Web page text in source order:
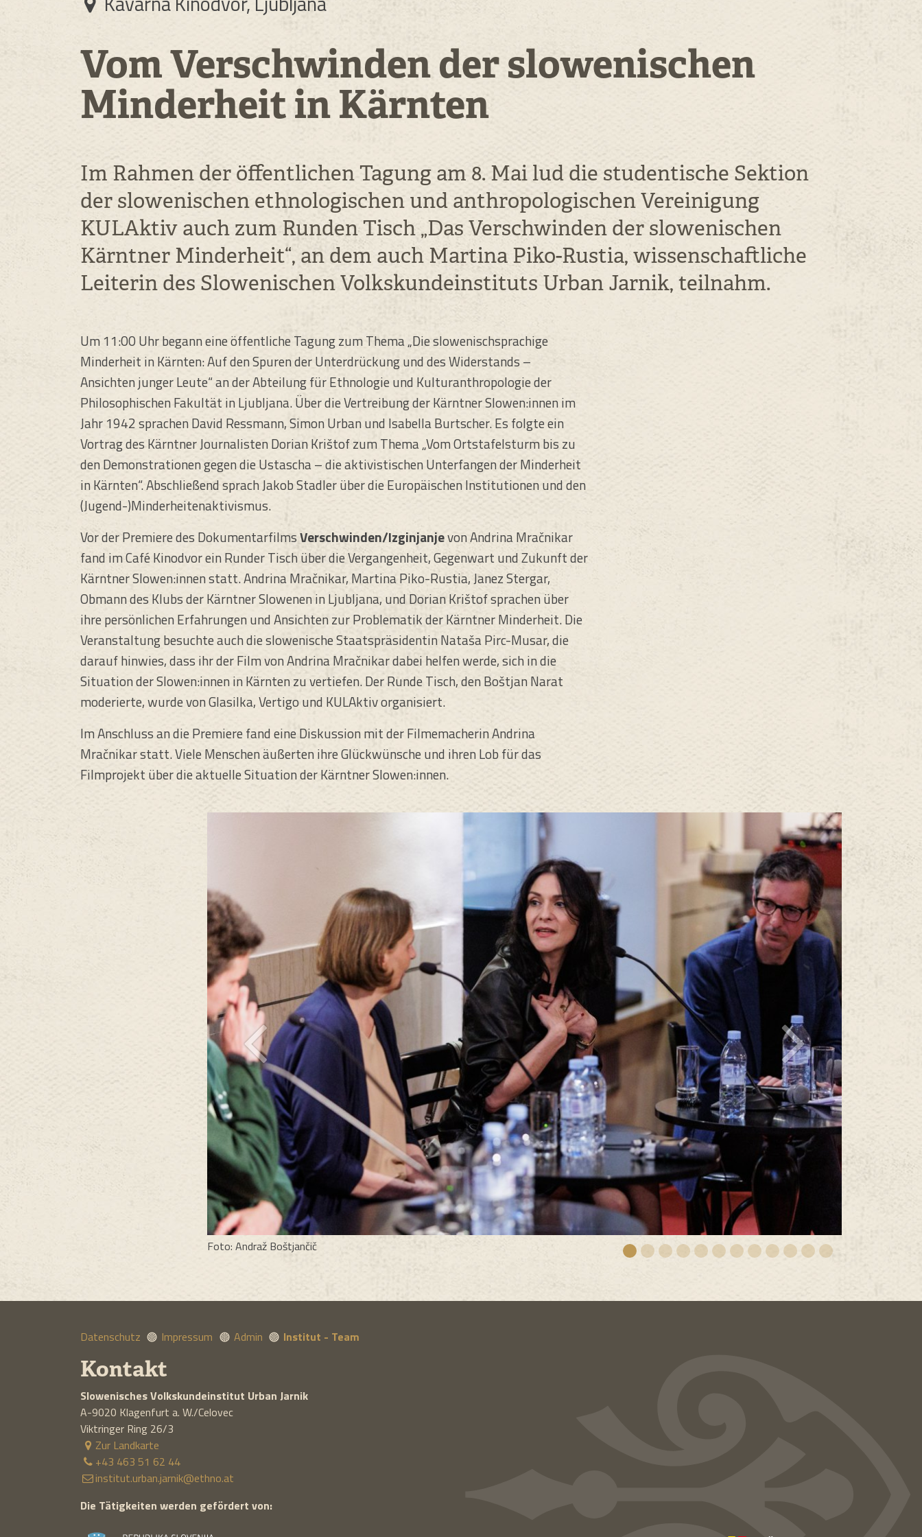
Vom Verschwinden der slowenischen
Minderheit in Kärnten
Im Rahmen der öffentlichen Tagung am 8. Mai lud die studentische Sektion
der slowenischen ethnologischen und anthropologischen Vereinigung
KULAktiv auch zum Runden Tisch „Das Verschwinden der slowenischen
Kärntner Minderheit“, an dem auch Martina Piko-Rustia, wissenschaftliche
Leiterin des Slowenischen Volkskundeinstituts Urban Jarnik, teilnahm.
Um 11:00 Uhr begann eine öffentliche Tagung zum Thema „Die slowenischsprachige
Minderheit in Kärnten: Auf den Spuren der Unterdrückung und des Widerstands –
Ansichten junger Leute“ an der Abteilung für Ethnologie und Kulturanthropologie der
Philosophischen Fakultät in Ljubljana. Über die Vertreibung der Kärntner Slowen:innen im
Jahr 1942 sprachen David Ressmann, Simon Urban und Isabella Burtscher. Es folgte ein
Vortrag des Kärntner Journalisten Dorian Krištof zum Thema „Vom Ortstafelsturm bis zu
den Demonstrationen gegen die Ustascha – die aktivistischen Unterfangen der Minderheit
in Kärnten“. Abschließend sprach Jakob Stadler über die Europäischen Institutionen und den
(Jugend-)Minderheitenaktivismus.
Vor der Premiere des DokumentarfilmsVerschwinden/Izginjanjevon Andrina Mračnikar
fand im Café Kinodvor ein Runder Tisch über die Vergangenheit, Gegenwart und Zukunft der
Kärntner Slowen:innen statt. Andrina Mračnikar, Martina Piko-Rustia, Janez Stergar,
Obmann des Klubs der Kärntner Slowenen in Ljubljana, und Dorian Krištof sprachen über
ihre persönlichen Erfahrungen und Ansichten zur Problematik der Kärntner Minderheit. Die
Veranstaltung besuchte auch die slowenische Staatspräsidentin Nataša Pirc-Musar, die
darauf hinwies, dass ihr der Film von Andrina Mračnikar dabei helfen werde, sich in die
Situation der Slowen:innen in Kärnten zu vertiefen. Der Runde Tisch, den Boštjan Narat
moderierte, wurde von Glasilka, Vertigo und KULAktiv organisiert.
Im Anschluss an die Premiere fand eine Diskussion mit der Filmemacherin Andrina
Mračnikar statt. Viele Menschen äußerten ihre Glückwünsche und ihren Lob für das
Filmprojekt über die aktuelle Situation der Kärntner Slowen:innen.
Foto: Andraž Boštjančič
Datenschutz Impressum Admin Institut - Team
Kontakt
Slowenisches Volkskundeinstitut Urban Jarnik
A-9020 Klagenfurt a. W./Celovec
Viktringer Ring 26/3
Zur Landkarte
+43 463 51 62 44
institut.urban.jarnik@ethno.at
Die Tätigkeiten werden gefördert von: